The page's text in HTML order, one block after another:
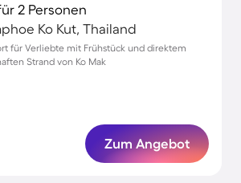
2 Personen
Ko Kut, Thailand
für Verliebte mit Frühstück und direktem
Strand von Ko Mak
Zum Angebot